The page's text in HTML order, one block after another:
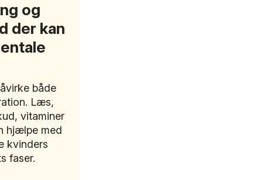
og
der kan
både
Læs,
vitaminer
hjælpe med
kvinders
faser.